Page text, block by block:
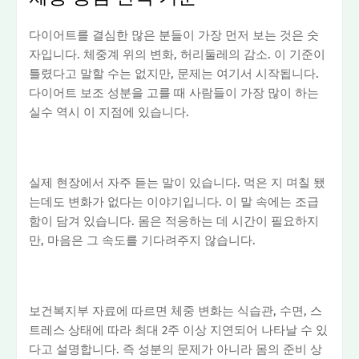
다이어트를 결심한 많은 분들이 가장 먼저 보는 것은 숫
자입니다. 체중계 위의 변화, 허리둘레의 감소. 이 기준이
틀렸다고 말할 수는 없지만, 문제는 여기서 시작됩니다.
다이어트 보조 성분을 고를 때 사람들이 가장 많이 하는
실수 역시 이 지점에 있습니다.
실제 현장에서 자주 듣는 말이 있습니다. 먹은 지 며칠 됐
는데도 변화가 없다는 이야기입니다. 이 말 속에는 조급
함이 담겨 있습니다. 몸은 적응하는 데 시간이 필요하지
만, 마음은 그 속도를 기다려주지 않습니다.
보건복지부 자료에 따르면 체중 변화는 식습관, 수면, 스
트레스 상태에 따라 최대 2주 이상 지연되어 나타날 수 있
다고 설명합니다. 즉 성분의 문제가 아니라 몸의 준비 상